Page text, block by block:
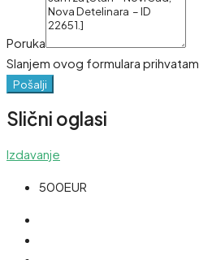
Poruka
Slanjem ovog formulara prihvatam
Pošalji
Slični oglasi
Izdavanje
500EUR